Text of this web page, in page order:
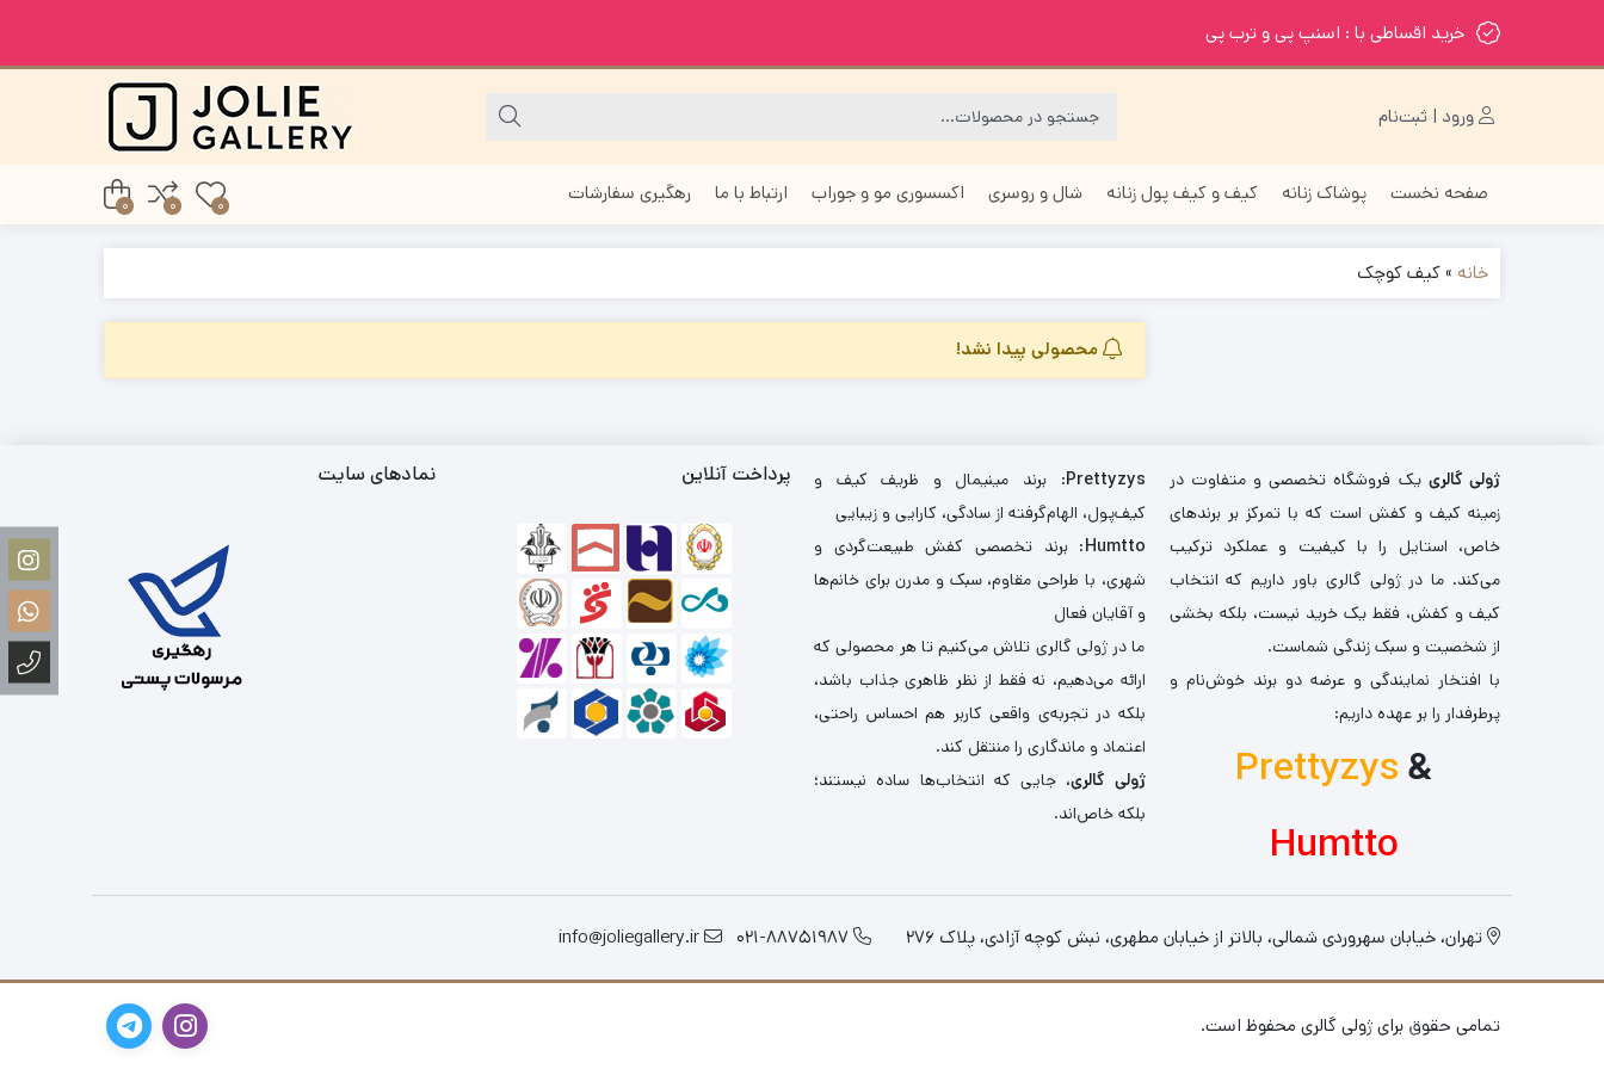
خرید اقساطی با : اسنپ پی و ترب پی
ورود | ثبت‌نام
صفحه نخست پوشاک زنانه کیف و کیف پول زنانه شال و روسری اکسسوری مو و جوراب ارتباط با ما رهگیری سفارشات
0
0
0
خانه »کیف کوچک
محصولی پیدا نشد!
ژولی گالری یک فروشگاه تخصصی و متفاوت در
زمینه کیف و کفش است که با تمرکز بر برندهای
خاص، استایل را با کیفیت و عملکرد ترکیب
می‌کند. ما در ژولی گالری باور داریم که انتخاب
کیف و کفش، فقط یک خرید نیست، بلکه بخشی
از شخصیت و سبک زندگی شماست.
با افتخار نمایندگی و عرضه دو برند خوش‌نام و
پرطرفدار را بر عهده داریم:
Prettyzys&
Humtto
Prettyzys: برند مینیمال و ظریف کیف و
کیف‌پول، الهام‌گرفته از سادگی، کارایی و زیبایی
Humtto: برند تخصصی کفش طبیعت‌گردی و
شهری، با طراحی مقاوم، سبک و مدرن برای خانم‌ها
و آقایان فعال
ما در ژولی گالری تلاش می‌کنیم تا هر محصولی که
ارائه می‌دهیم، نه فقط از نظر ظاهری جذاب باشد،
بلکه در تجربه‌ی واقعی کاربر هم احساس راحتی،
اعتماد و ماندگاری را منتقل کند.
ژولی گالری، جایی که انتخاب‌ها ساده نیستند؛
بلکه خاص‌اند.
پرداخت آنلاین نمادهای سایت
تهران، خیابان سهروردی شمالی، بالاتر از خیابان مطهری، نبش کوچه آزادی، پلاک 276 021-88751987
info@joliegallery.ir
تمامی حقوق برای ژولی گالری محفوظ است.